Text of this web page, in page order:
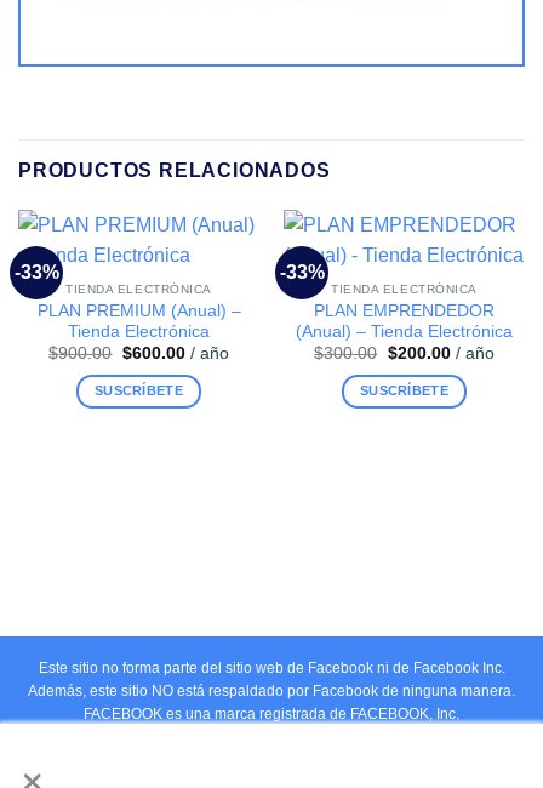
×
PRODUCTOS RELACIONADOS
-33%
TIENDA ELECTRÓNICA
PLAN PREMIUM (Anual) –
Tienda Electrónica
$900.00 El
original
era:
$600.00El
actual
es:
/ año
SUSCRÍBETE
-33%
TIENDA ELECTRÓNICA
PLAN EMPRENDEDOR
(Anual) – Tienda Electrónica
$300.00 El
original
era:
$200.00El
actual
es:
/ año
SUSCRÍBETE
Este sitio no forma parte del sitio web de Facebook ni de Facebook Inc.
Además, este sitio NO está respaldado por Facebook de ninguna manera.
FACEBOOK es una marca registrada de FACEBOOK, Inc.